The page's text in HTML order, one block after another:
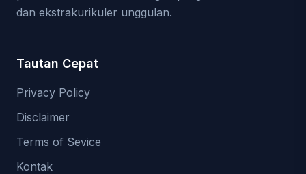
dan ekstrakurikuler unggulan.
Tautan Cepat
Privacy Policy
Disclaimer
Terms of Sevice
Kontak